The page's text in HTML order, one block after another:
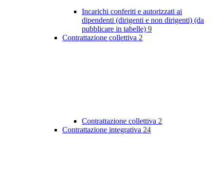
Incarichi conferiti e autorizzati ai
dipendenti (dirigenti e non dirigenti) (da
pubblicare in tabelle) 9
Contrattazione collettiva 2
Contrattazione collettiva 2
Contrattazione integrativa 24